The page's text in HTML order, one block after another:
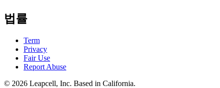
법률
Term
Privacy
Fair Use
Report Abuse
© 2026 Leapcell, Inc. Based in California.